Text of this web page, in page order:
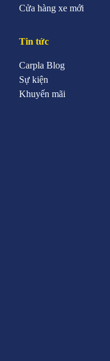
Cửa hàng xe mới
Tin tức
Carpla Blog
Sự kiện
Khuyến mãi